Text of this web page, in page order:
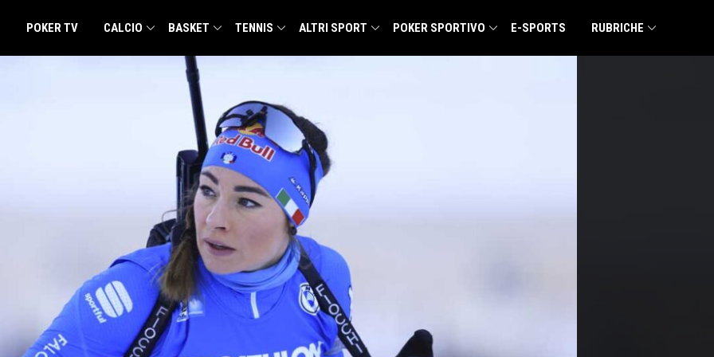
POKER TV CALCIO BASKET TENNIS ALTRI SPORT POKER SPORTIVO E-SPORTS RUBRICHE